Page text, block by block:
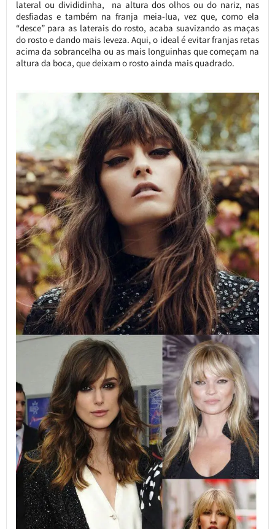
lateral ou divididinha, na altura dos olhos ou do nariz, nas
desfiadas e também na franja meia-lua, vez que, como ela
“desce” para as laterais do rosto, acaba suavizando as maças
do rosto e dando mais leveza. Aqui, o ideal é evitar franjas retas
acima da sobrancelha ou as mais longuinhas que começam na
altura da boca, que deixam o rosto ainda mais quadrado.